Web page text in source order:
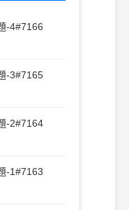
-4#7166
-3#7165
-2#7164
-1#7163